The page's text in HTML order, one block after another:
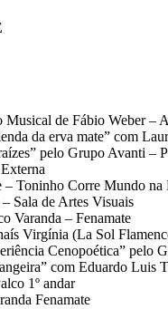
Musical de Fábio Weber –
da erva mate” com
pelo Grupo Avanti –
– Toninho Corre Mundo
Sala de Artes Visuais
Varanda – Fenamate
Virgínia (La Sol
Cenopoética” pelo
com Eduardo Luis
1º andar
Fenamate